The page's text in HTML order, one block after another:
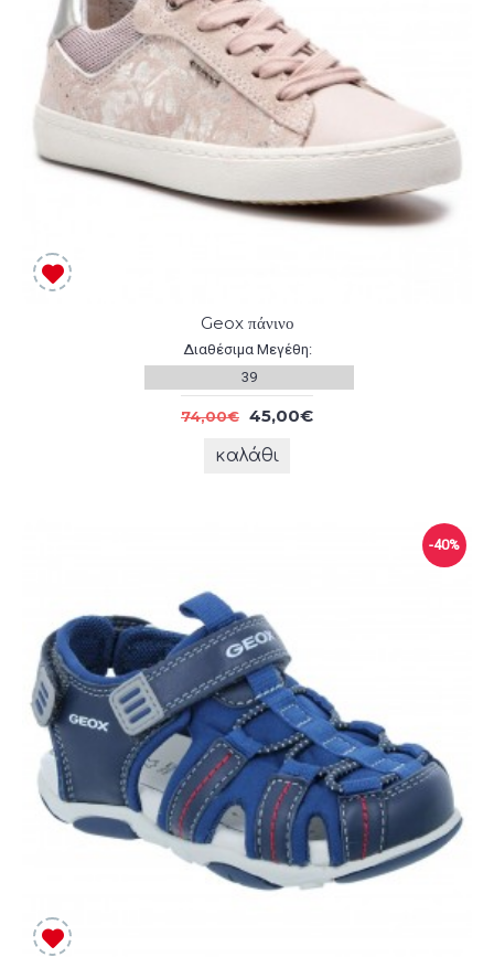
Geox πάνινο
Διαθέσιμα Μεγέθη:
39
74,00€ 45,00€
καλάθι
-40%